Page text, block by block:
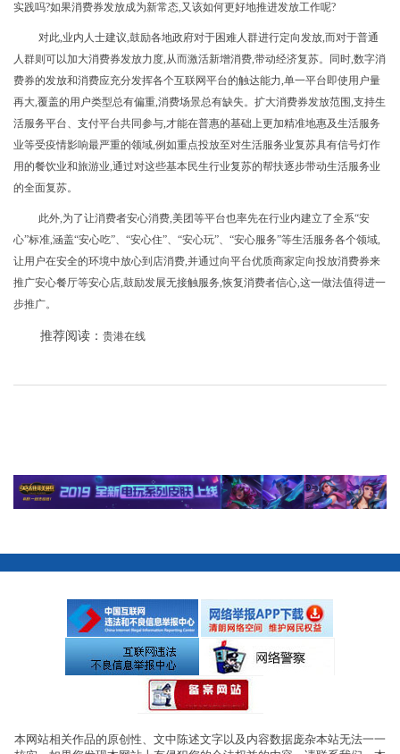
实践吗?如果消费券发放成为新常态,又该如何更好地推进发放工作呢?
对此,业内人士建议,鼓励各地政府对于困难人群进行定向发放,而对于普通
人群则可以加大消费券发放力度,从而激活新增消费,带动经济复苏。同时,数字消
费券的发放和消费应充分发挥各个互联网平台的触达能力,单一平台即使用户量
再大,覆盖的用户类型总有偏重,消费场景总有缺失。扩大消费券发放范围,支持生
活服务平台、支付平台共同参与,才能在普惠的基础上更加精准地惠及生活服务
业等受疫情影响最严重的领域,例如重点投放至对生活服务业复苏具有信号灯作
用的餐饮业和旅游业,通过对这些基本民生行业复苏的帮扶逐步带动生活服务业
的全面复苏。
此外,为了让消费者安心消费,美团等平台也率先在行业内建立了全系“安
心”标准,涵盖“安心吃”、“安心住”、“安心玩”、“安心服务”等生活服务各个领域,
让用户在安全的环境中放心到店消费,并通过向平台优质商家定向投放消费券来
推广安心餐厅等安心店,鼓励发展无接触服务,恢复消费者信心,这一做法值得进一
步推广。
推荐阅读： 贵港在线
本网站相关作品的原创性、文中陈述文字以及内容数据庞杂本站无法一一